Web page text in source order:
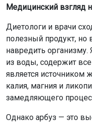
Медицинский взгляд
Диетологи и врачи
полезный продукт,
навредить организму.
из воды, содержит
является источником
калия, магния и
замедляющего
Однако арбуз — это